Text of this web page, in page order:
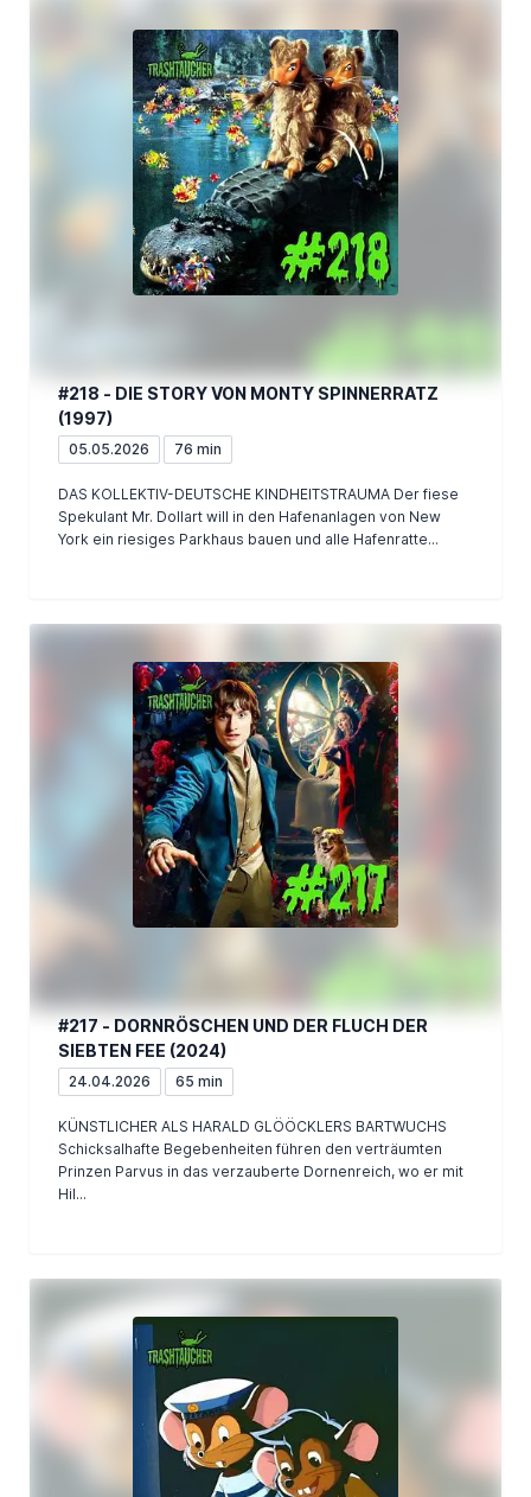
#218 - DIE STORY VON MONTY SPINNERRATZ
(1997)
05.05.2026 76 min
DAS KOLLEKTIV-DEUTSCHE KINDHEITSTRAUMA Der fiese
Spekulant Mr. Dollart will in den Hafenanlagen von New
York ein riesiges Parkhaus bauen und alle Hafenratte...
#217 - DORNRÖSCHEN UND DER FLUCH DER
SIEBTEN FEE (2024)
24.04.2026 65 min
KÜNSTLICHER ALS HARALD GLÖÖCKLERS BARTWUCHS
Schicksalhafte Begebenheiten führen den verträumten
Prinzen Parvus in das verzauberte Dornenreich, wo er mit
Hil...